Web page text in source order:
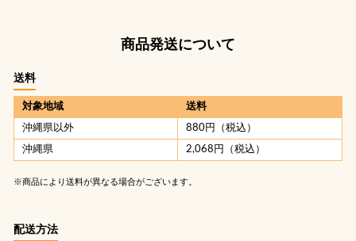
商品発送について
送料
対象地域 送料
沖縄県以外 880円（税込）
沖縄県 2,068円（税込）
※商品により送料が異なる場合がございます。
配送方法